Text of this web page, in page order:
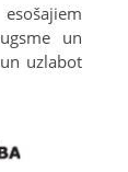
un
uzlabot